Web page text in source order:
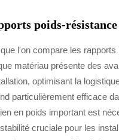
poids-
l'on compare les
matériau présente des
optimisant la
particulièrement efficace
en poids important est
cruciale pour les